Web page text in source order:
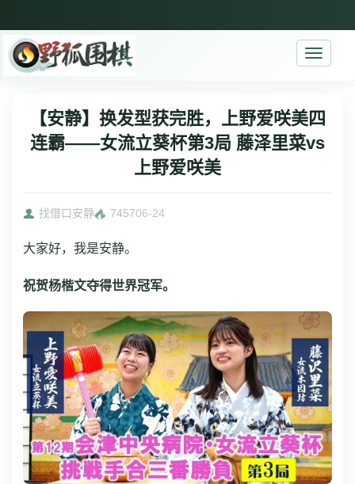
Toggle
【安静】换发型获完胜，上野爱咲美四
连霸——女流立葵杯第3局 藤泽里菜vs
上野爱咲美
找借口安静 745706-24
大家好，我是安静。
祝贺杨楷文夺得世界冠军。